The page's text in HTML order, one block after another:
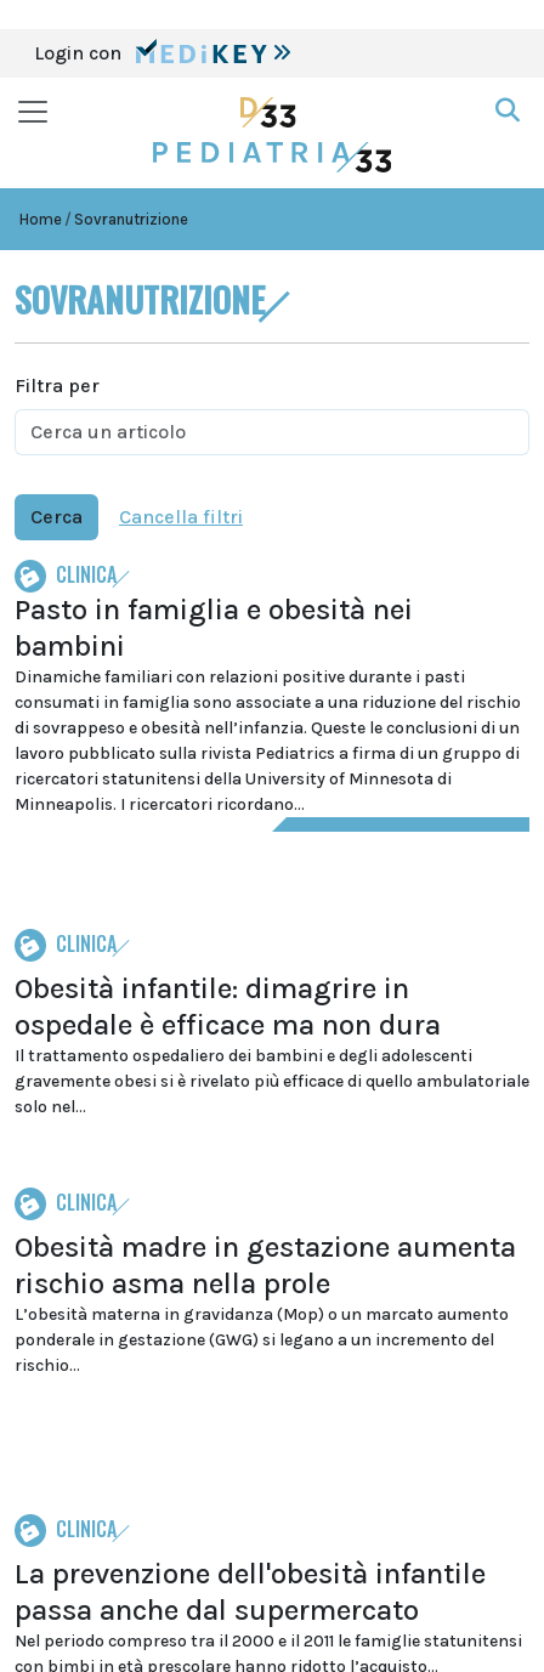
Login con
Home Sovranutrizione
SOVRANUTRIZIONE
Filtra per
Cerca Cancella filtri
CLINICA
Pasto in famiglia e obesità nei
bambini
Dinamiche familiari con relazioni positive durante i pasti
consumati in famiglia sono associate a una riduzione del rischio
di sovrappeso e obesità nell’infanzia. Queste le conclusioni di un
lavoro pubblicato sulla rivista Pediatrics a firma di un gruppo di
ricercatori statunitensi della University of Minnesota di
Minneapolis. I ricercatori ricordano...
CLINICA
Obesità infantile: dimagrire in
ospedale è efficace ma non dura
Il trattamento ospedaliero dei bambini e degli adolescenti
gravemente obesi si è rivelato più efficace di quello ambulatoriale
solo nel...
CLINICA
Obesità madre in gestazione aumenta
rischio asma nella prole
L’obesità materna in gravidanza (Mop) o un marcato aumento
ponderale in gestazione (GWG) si legano a un incremento del
rischio...
CLINICA
La prevenzione dell'obesità infantile
passa anche dal supermercato
Nel periodo compreso tra il 2000 e il 2011 le famiglie statunitensi
con bimbi in età prescolare hanno ridotto l’acquisto...